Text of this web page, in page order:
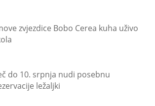
zvjezdice Bobo Cerea kuha uživo
do 10. srpnja nudi posebnu
ležaljki